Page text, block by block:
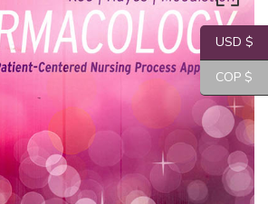
USD $
COP $